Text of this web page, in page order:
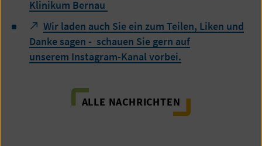
Klinikum Bernau
Wir laden auch Sie ein zum Teilen, Liken und
Danke sagen - schauen Sie gern auf
unserem Instagram-Kanal vorbei.
ALLE NACHRICHTEN